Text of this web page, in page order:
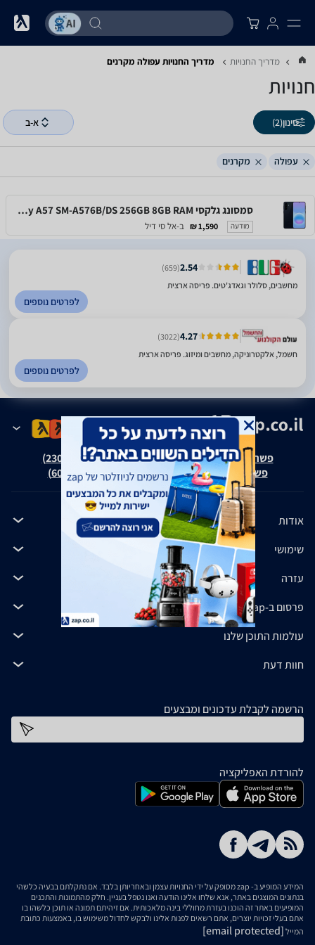
מדריך החנויות מדריך החנויות ‏עפולה ‏מקרנים
חנויות
סינון(2) א-ב
עפולה מקרנים
סמסונג גלקסי Samsung Galaxy A57 SM-A576B/DS 256GB 8GB RAM
מודעה 1,590 ₪ ב-אל סי דיל
2.54
(659)
מחשבים, סלולר וגאדג'טים. פריסה ארצית
לפרטים נוספים
4.27
(3022)
חשמל, אלקטרוניקה, מחשבים ומיזוג. פריסה ארצית
לפרטים נוספים
פשרה בת"צ אבנצ'יק נ' זאפ גרופ (ת"צ 23008-08-20)
פשרה בת"צ כהנים נ' זאפ גרופ (ת"צ 60371-12-19)
אודות
שימושי
עזרה
פרסום ב-zap
עולמות התוכן שלנו
חוות דעת
הרשמה לקבלת עדכונים ומבצעים
להורדת האפליקציה
המידע המופיע ב- zap מסופק על ידי החנויות עצמן ובאחריותן בלבד. אם נתקלתם בבעיה כלשהי
בנתונים המוצגים באתר, אנא שלחו אלינו הודעה ואנו נטפל בעניין. חלק מהתמונות והתכנים
המופיעים באתר זה הוכנו בעזרת מחוללי בינה מלאכותית. אם זיהיתם תמונה או תוכן כלשהו בו
אתם בעלי זכויות יוצרים, אתם רשאים לפנות אלינו ולבקש לחדול משימוש בו, באמצעות כתובת
המייל [email protected]